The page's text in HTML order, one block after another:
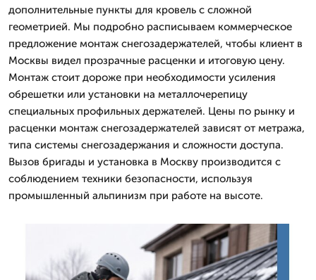
дополнительные пункты для кровель с сложной
геометрией. Мы подробно расписываем коммерческое
предложение монтаж снегозадержателей, чтобы клиент в
Москвы видел прозрачные расценки и итоговую цену.
Монтаж стоит дороже при необходимости усиления
обрешетки или установки на металлочерепицу
специальных профильных держателей. Цены по рынку и
расценки монтаж снегозадержателей зависят от метража,
типа системы снегозадержания и сложности доступа.
Вызов бригады и установка в Москву производится с
соблюдением техники безопасности, используя
промышленный альпинизм при работе на высоте.